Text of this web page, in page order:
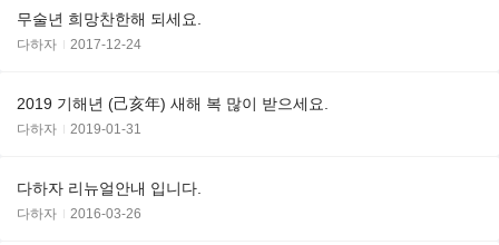
무술년 희망찬한해 되세요.
다하자 2017-12-24
2019 기해년 (己亥年) 새해 복 많이 받으세요.
다하자 2019-01-31
다하자 리뉴얼안내 입니다.
다하자 2016-03-26